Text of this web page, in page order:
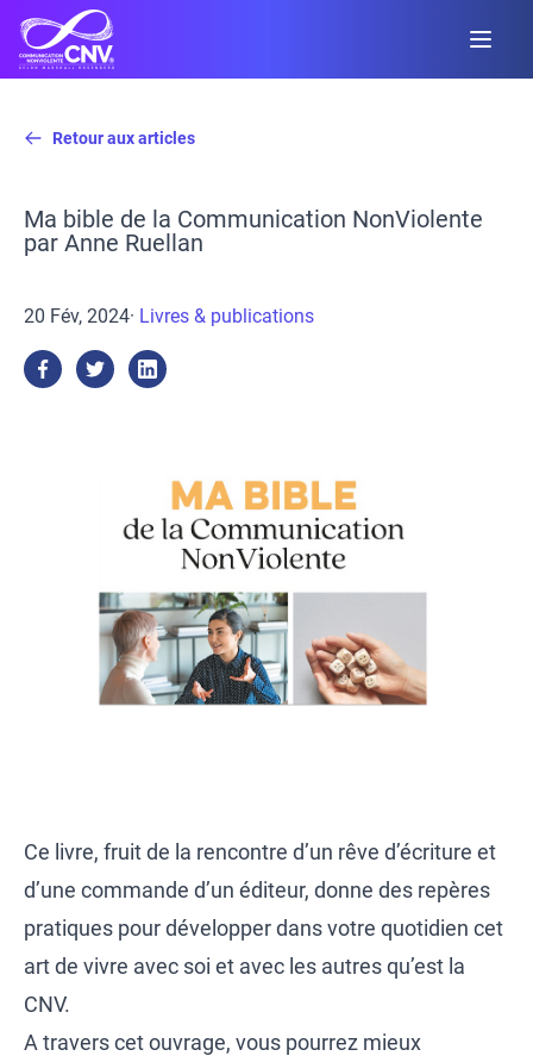
Retour aux articles
Ma bible de la Communication NonViolente
par Anne Ruellan
20 Fév, 2024· Livres & publications
Ce livre, fruit de la rencontre d’un rêve d’écriture et
d’une commande d’un éditeur, donne des repères
pratiques pour développer dans votre quotidien cet
art de vivre avec soi et avec les autres qu’est la
CNV.
A travers cet ouvrage, vous pourrez mieux